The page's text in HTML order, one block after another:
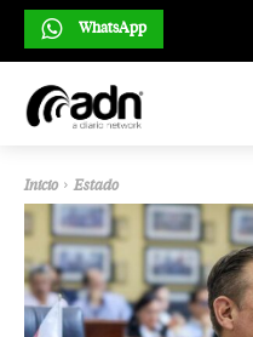
WhatsApp
Inicio Estado